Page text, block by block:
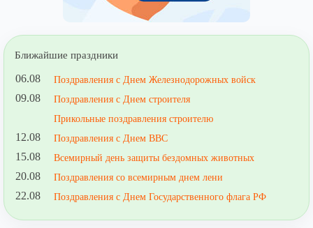
Ближайшие праздники
06.08 Поздравления с Днем Железнодорожных войск
09.08
Поздравления с Днем строителя
Прикольные поздравления строителю
12.08 Поздравления с Днем ВВС
15.08 Всемирный день защиты бездомных животных
20.08 Поздравления со всемирным днем лени
22.08 Поздравления с Днем Государственного флага РФ